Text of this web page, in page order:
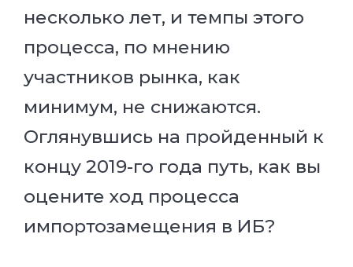
несколько лет, и темпы этого
процесса, по мнению
участников рынка, как
минимум, не снижаются.
Оглянувшись на пройденный к
концу 2019-го года путь, как вы
оцените ход процесса
импортозамещения в ИБ?